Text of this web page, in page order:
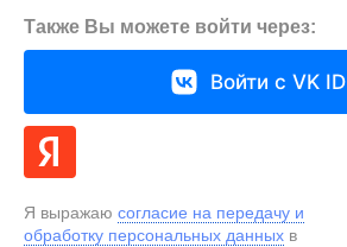
Также Вы можете войти через:
Войти с VK ID
Я выражаю согласие на передачу и
обработку персональных данных в